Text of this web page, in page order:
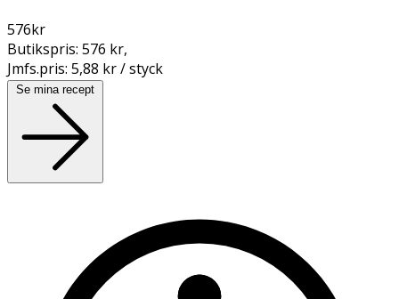
576kr
Butikspris: 576 kr,
Jmfs.pris: 5,88 kr / styck
Se mina recept